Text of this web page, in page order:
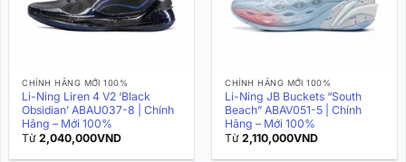
CHÍNH HÃNG MỚI 100%
Li-Ning Liren 4 V2 ‘Black
Obsidian’ ABAU037-8 | Chính
Hãng – Mới 100%
Từ2,040,000VND
CHÍNH HÃNG MỚI 100%
Li-Ning JB Buckets “South
Beach” ABAV051-5 | Chính
Hãng – Mới 100%
Từ2,110,000VND